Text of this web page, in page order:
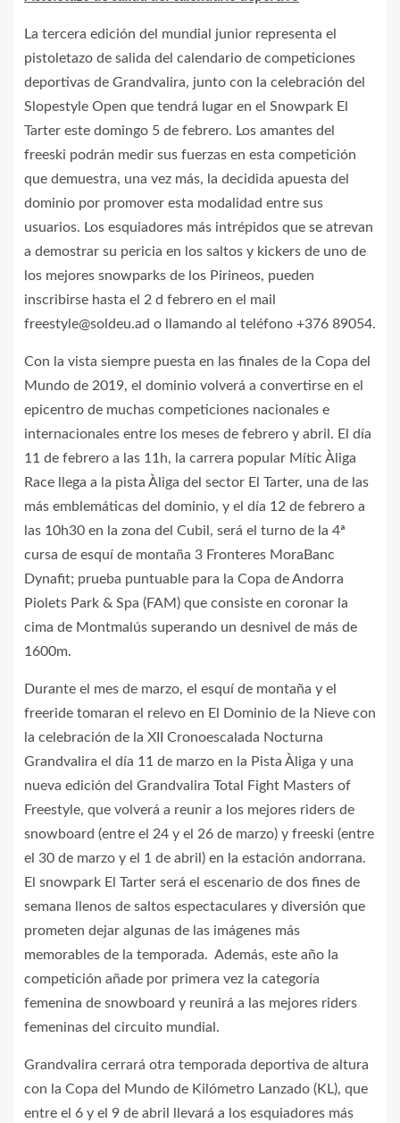
La tercera edición del mundial junior representa el
pistoletazo de salida del calendario de competiciones
deportivas de Grandvalira, junto con la celebración del
Slopestyle Open que tendrá lugar en el Snowpark El
Tarter este domingo 5 de febrero. Los amantes del
freeski podrán medir sus fuerzas en esta competición
que demuestra, una vez más, la decidida apuesta del
dominio por promover esta modalidad entre sus
usuarios. Los esquiadores más intrépidos que se atrevan
a demostrar su pericia en los saltos y kickers de uno de
los mejores snowparks de los Pirineos, pueden
inscribirse hasta el 2 d febrero en el mail
freestyle@soldeu.ad o llamando al teléfono +376 89054.
Con la vista siempre puesta en las finales de la Copa del
Mundo de 2019, el dominio volverá a convertirse en el
epicentro de muchas competiciones nacionales e
internacionales entre los meses de febrero y abril. El día
11 de febrero a las 11h, la carrera popular Mític Àliga
Race llega a la pista Àliga del sector El Tarter, una de las
más emblemáticas del dominio, y el día 12 de febrero a
las 10h30 en la zona del Cubil, será el turno de la 4ª
cursa de esquí de montaña 3 Fronteres MoraBanc
Dynafit; prueba puntuable para la Copa de Andorra
Piolets Park & Spa (FAM) que consiste en coronar la
cima de Montmalús superando un desnivel de más de
1600m.
Durante el mes de marzo, el esquí de montaña y el
freeride tomaran el relevo en El Dominio de la Nieve con
la celebración de la XII Cronoescalada Nocturna
Grandvalira el día 11 de marzo en la Pista Àliga y una
nueva edición del Grandvalira Total Fight Masters of
Freestyle, que volverá a reunir a los mejores riders de
snowboard (entre el 24 y el 26 de marzo) y freeski (entre
el 30 de marzo y el 1 de abril) en la estación andorrana.
El snowpark El Tarter será el escenario de dos fines de
semana llenos de saltos espectaculares y diversión que
prometen dejar algunas de las imágenes más
memorables de la temporada. Además, este año la
competición añade por primera vez la categoría
femenina de snowboard y reunirá a las mejores riders
femeninas del circuito mundial.
Grandvalira cerrará otra temporada deportiva de altura
con la Copa del Mundo de Kilómetro Lanzado (KL), que
entre el 6 y el 9 de abril llevará a los esquiadores más